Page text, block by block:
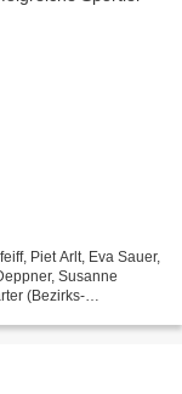
Piet Arlt, Eva Sauer,
Susanne
(Bezirks-